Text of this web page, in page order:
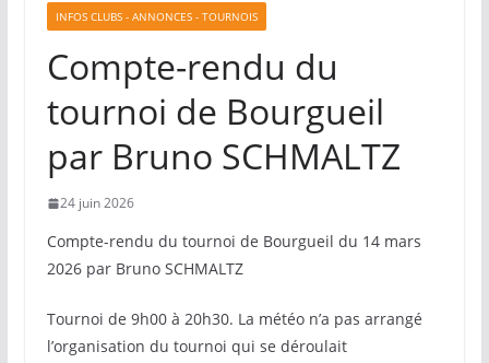
INFOS CLUBS - ANNONCES - TOURNOIS
Compte-rendu du
tournoi de Bourgueil
par Bruno SCHMALTZ
24 juin 2026
Compte-rendu du tournoi de Bourgueil du 14 mars
2026 par Bruno SCHMALTZ
Tournoi de 9h00 à 20h30. La météo n’a pas arrangé
l’organisation du tournoi qui se déroulait